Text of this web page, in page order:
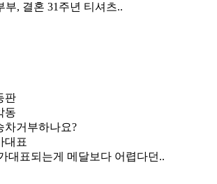
부, 결혼 31주년 티셔츠..
판
동
차거부하나요?
대표
대표되는게 메달보다 어렵다던..